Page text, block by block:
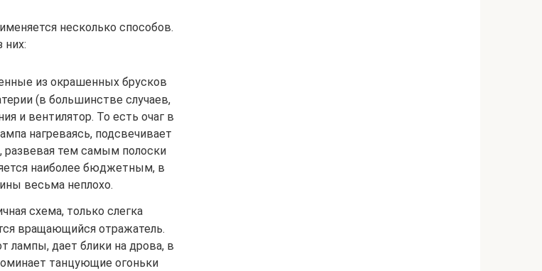
несколько способов.
них:
из окрашенных брусков
(в большинстве случаев,
и вентилятор. То есть очаг в
нагреваясь, подсвечивает
развевая тем самым полоски
наиболее бюджетным, в
весьма неплохо.
схема, только слегка
вращающийся отражатель.
лампы, дает блики на дрова, в
танцующие огоньки